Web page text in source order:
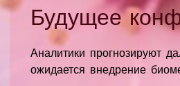
Будущее
Аналитики прогнозируют
ожидается внедрение